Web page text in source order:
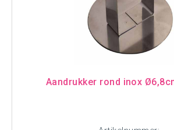
Aandrukker rond inox